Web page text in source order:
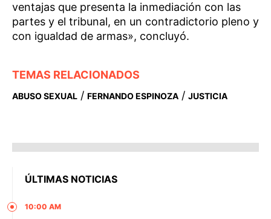
ventajas que presenta la inmediación con las
partes y el tribunal, en un contradictorio pleno y
con igualdad de armas», concluyó.
TEMAS RELACIONADOS
ABUSO SEXUAL / FERNANDO ESPINOZA / JUSTICIA
ÚLTIMAS NOTICIAS
10:00 AM